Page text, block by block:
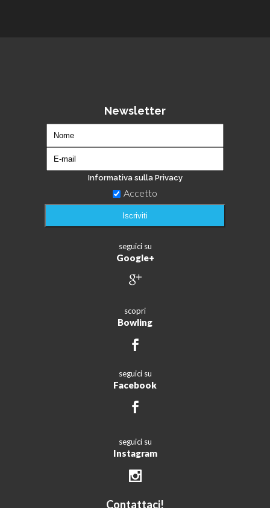
Newsletter
Informativa sulla Privacy
Accetto
seguici su
Google+
scopri
Bowling
seguici su
Facebook
seguici su
Instagram
Contattaci!